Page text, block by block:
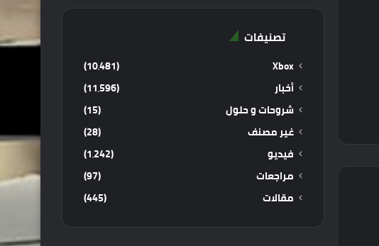
تصنيفات
Xbox
(10٬481)
أخبار
(11٬596)
شروحات و حلول
(15)
غير مصنف
(28)
فيديو
(1٬242)
مراجعات
(97)
مقالات
(445)